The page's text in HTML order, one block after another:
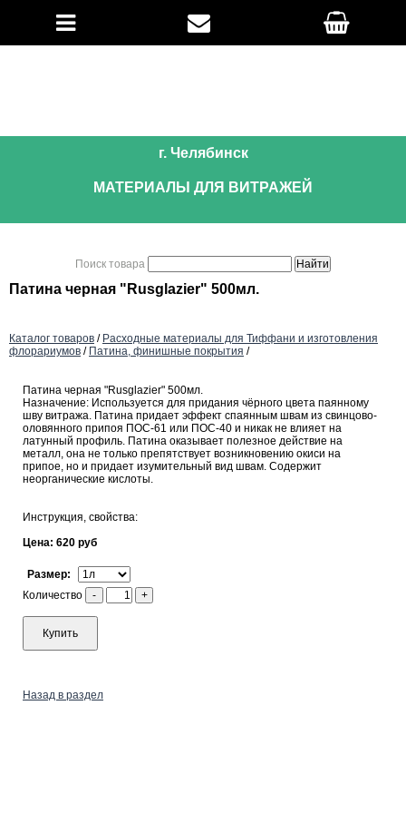
г. Челябинск
МАТЕРИАЛЫ ДЛЯ ВИТРАЖЕЙ
Поиск товара
Патина черная "Rusglazier" 500мл.
Каталог товаров / Расходные материалы для Тиффани и изготовления
флорариумов / Патина, финишные покрытия /
Патина черная "Rusglazier" 500мл.
Назначение: Используется для придания чёрного цвета паянному
шву витража. Патина придает эффект спаянным швам из свинцово-
оловянного припоя ПОС-61 или ПОС-40 и никак не влияет на
латунный профиль. Патина оказывает полезное действие на
металл, она не только препятствует возникновению окиси на
припое, но и придает изумительный вид швам. Содержит
неорганические кислоты.
Инструкция, свойства:
Цена: 620 руб
Размер:
Количество
- +
Купить
Назад в раздел